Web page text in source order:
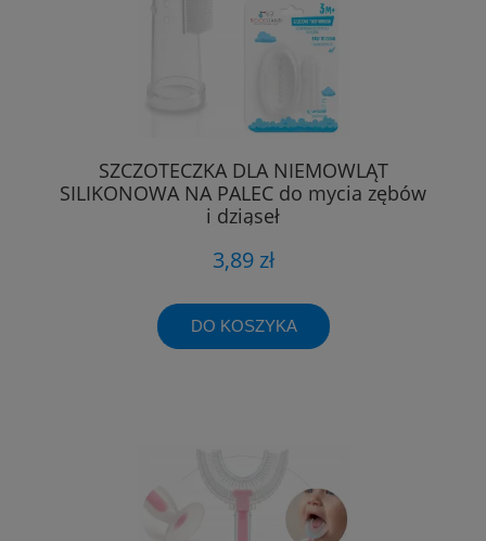
SZCZOTECZKA DLA NIEMOWLĄT
SILIKONOWA NA PALEC do mycia zębów
i dziąseł
3,89 zł
DO KOSZYKA